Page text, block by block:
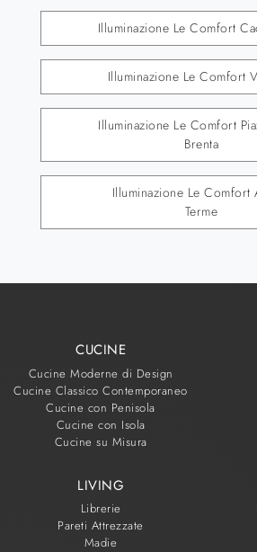
Illuminazione Le Comfort
Illuminazione Le Comfort
Illuminazione Le Comfort
Brenta
Illuminazione Le Comfort
Terme
CUCINE
Cucine Moderne di Design
Cucine Classico Contemporaneo
Cucine con Penisola
Cucine con Isola
Cucine su Misura
LIVING
Librerie
Pareti Attrezzate
Madie